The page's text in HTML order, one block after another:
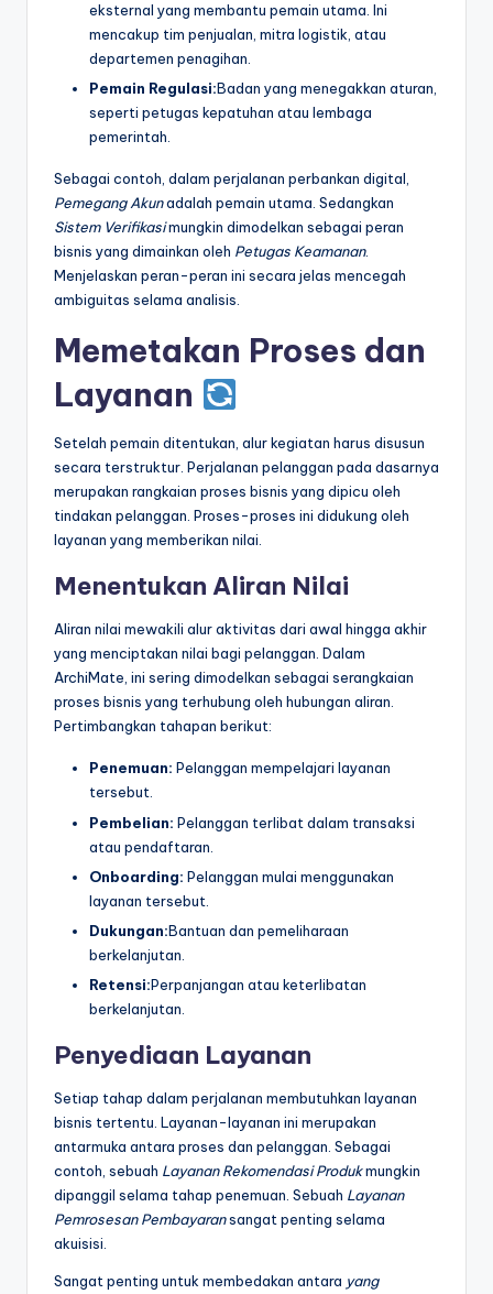
eksternal yang membantu pemain utama. Ini
mencakup tim penjualan, mitra logistik, atau
departemen penagihan.
Pemain Regulasi:Badan yang menegakkan aturan,
seperti petugas kepatuhan atau lembaga
pemerintah.
Sebagai contoh, dalam perjalanan perbankan digital,
Pemegang Akunadalah pemain utama. Sedangkan
Sistem Verifikasimungkin dimodelkan sebagai peran
bisnis yang dimainkan oleh Petugas Keamanan.
Menjelaskan peran-peran ini secara jelas mencegah
ambiguitas selama analisis.
Memetakan Proses dan
Layanan
Setelah pemain ditentukan, alur kegiatan harus disusun
secara terstruktur. Perjalanan pelanggan pada dasarnya
merupakan rangkaian proses bisnis yang dipicu oleh
tindakan pelanggan. Proses-proses ini didukung oleh
layanan yang memberikan nilai.
Menentukan Aliran Nilai
Aliran nilai mewakili alur aktivitas dari awal hingga akhir
yang menciptakan nilai bagi pelanggan. Dalam
ArchiMate, ini sering dimodelkan sebagai serangkaian
proses bisnis yang terhubung oleh hubungan aliran.
Pertimbangkan tahapan berikut:
Penemuan: Pelanggan mempelajari layanan
tersebut.
Pembelian: Pelanggan terlibat dalam transaksi
atau pendaftaran.
Onboarding: Pelanggan mulai menggunakan
layanan tersebut.
Dukungan:Bantuan dan pemeliharaan
berkelanjutan.
Retensi:Perpanjangan atau keterlibatan
berkelanjutan.
Penyediaan Layanan
Setiap tahap dalam perjalanan membutuhkan layanan
bisnis tertentu. Layanan-layanan ini merupakan
antarmuka antara proses dan pelanggan. Sebagai
contoh, sebuah Layanan Rekomendasi Produkmungkin
dipanggil selama tahap penemuan. Sebuah Layanan
Pemrosesan Pembayaransangat penting selama
akuisisi.
Sangat penting untuk membedakan antara yang